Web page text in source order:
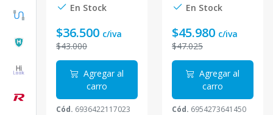
En Stock
$36.500 c/iva
$43.000
Agregar al
carro
Cód. 6936422117023
En Stock
$45.980 c/iva
$47.025
Agregar al
carro
Cód. 6954273641450